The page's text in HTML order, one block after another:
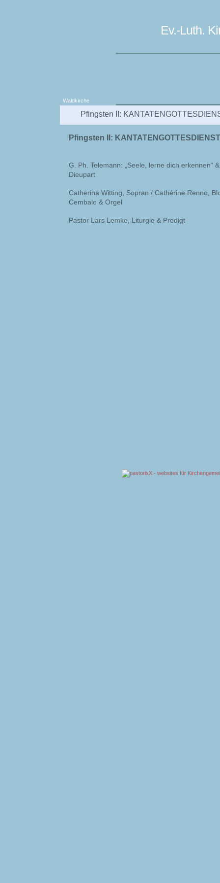
Ev.-Luth.
Waldkirche
Pfingsten II:
Pfingsten II: KANTATENGOTTESDIENST
G. Ph. Telemann: „Seele, lerne dich erkennen“
Dieupart
Catherina Witting, Sopran / Cathérine Renno,
Cembalo & Orgel
Pastor Lars Lemke, Liturgie & Predigt